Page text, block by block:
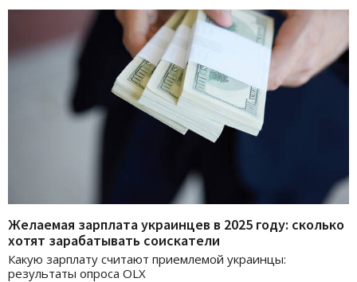
Желаемая зарплата украинцев в 2025 году: сколько
хотят зарабатывать соискатели
Какую зарплату считают приемлемой украинцы:
результаты опроса OLX